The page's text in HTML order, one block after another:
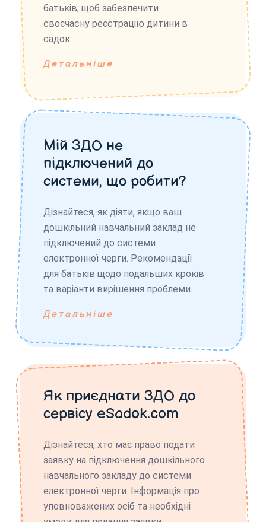
батьків, щоб забезпечити
своєчасну реєстрацію дитини в
садок.
Детальніше
Мій ЗДО не
підключений до
системи, що робити?
Дізнайтеся, як діяти, якщо ваш
дошкільний навчальний заклад не
підключений до системи
електронної черги. Рекомендації
для батьків щодо подальших кроків
та варіанти вирішення проблеми.
Детальніше
Як приєднати ЗДО до
сервісу eSadok.com
Дізнайтеся, хто має право подати
заявку на підключення дошкільного
навчального закладу до системи
електронної черги. Інформація про
уповноважених осіб та необхідні